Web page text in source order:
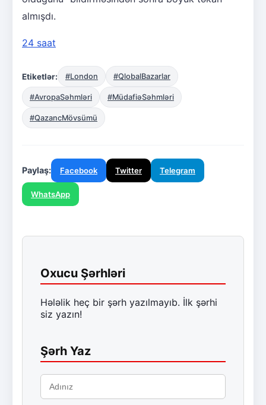
almışdı.
24 saat
Etiketlər: #London #QlobalBazarlar
#AvropaSəhmləri #MüdafiəSəhmləri
#QazancMövsümü
Paylaş: Facebook Twitter Telegram
WhatsApp
Oxucu Şərhləri
Hələlik heç bir şərh yazılmayıb. İlk şərhi
siz yazın!
Şərh Yaz